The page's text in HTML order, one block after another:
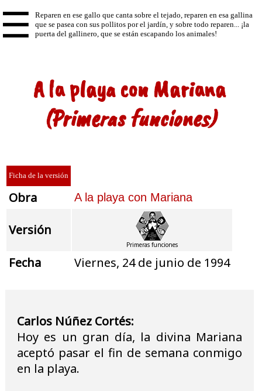
☰
A la playa con Mariana
(Primeras funciones)
Ficha de la versión
Obra A la playa con Mariana
Versión
Primeras funciones
Fecha Viernes, 24 de junio de 1994
Carlos Núñez Cortés:
Hoy es un gran día, la divina Mariana
aceptó pasar el fin de semana conmigo
en la playa.